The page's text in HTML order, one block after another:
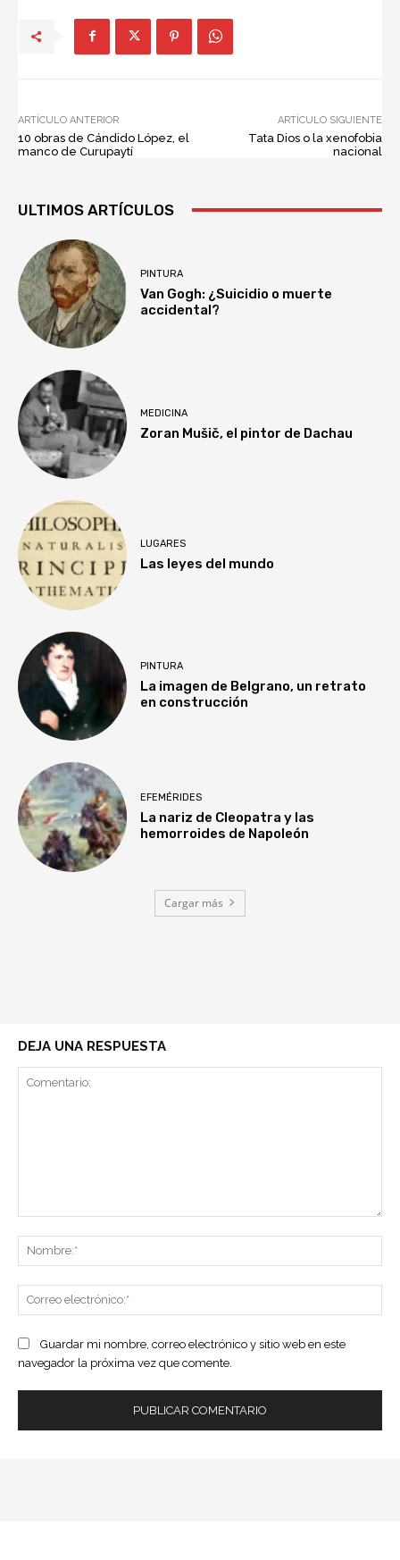
ARTÍCULO ANTERIOR
10 obras de Cándido López, el
manco de Curupaytí
ARTÍCULO SIGUIENTE
Tata Dios o la xenofobia
nacional
ULTIMOS ARTÍCULOS
PINTURA
Van Gogh: ¿Suicidio o muerte
accidental?
MEDICINA
Zoran Mušič, el pintor de Dachau
LUGARES
Las leyes del mundo
PINTURA
La imagen de Belgrano, un retrato
en construcción
EFEMÉRIDES
La nariz de Cleopatra y las
hemorroides de Napoleón
Cargar más
DEJA UNA RESPUESTA
Guardar mi nombre, correo electrónico y sitio web en este
navegador la próxima vez que comente.